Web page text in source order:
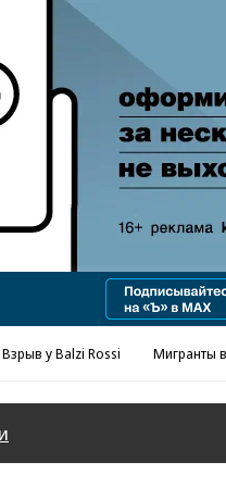
ad
Взрыв у Balzi Rossi Мигранты